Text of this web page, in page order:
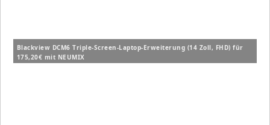
Blackview DCM6 Triple-Screen-Laptop-Erweiterung (14 Zoll, FHD) für
175,20€ mit NEUMIX